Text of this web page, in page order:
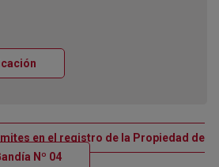
en el registro de la Propiedad de
Nº 04Ventana nueva